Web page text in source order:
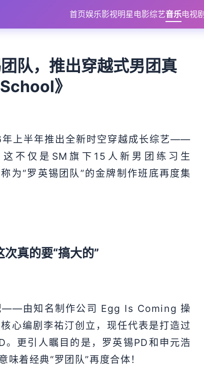
首页娱乐影视明星 电影综艺音乐电视剧
队，推出穿越式男团真
》
上半年推出全新时空穿越成长综艺——
不仅是SM旗下15人新男团练习生
为“罗英锡团队”的金牌制作班底再度集
真的要“搞大的”
——由知名制作公司 Egg Is Coming 操
心编剧李祐汀创立，现任代表是打造过
。更引人瞩目的是，罗英锡PD和申元浩
着经典“罗团队”再度合体！